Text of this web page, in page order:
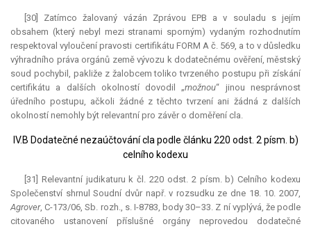
[30] Zatímco žalovaný vázán Zprávou EPB a v souladu s jejím
obsahem (který nebyl mezi stranami sporným) vydaným rozhodnutím
respektoval vyloučení pravosti certifikátu FORM A č. 569, a to v důsledku
výhradního práva orgánů země vývozu k dodatečnému ověření, městský
soud pochybil, pakliže z žalobcem toliko tvrzeného postupu při získání
certifikátu a dalších okolností dovodil „možnou“ jinou nesprávnost
úředního postupu, ačkoli žádné z těchto tvrzení ani žádná z dalších
okolností nemohly být relevantní pro závěr o doměření cla.
IV.B Dodatečné nezaúčtování cla podle článku 220 odst. 2 písm. b)
celního kodexu
[31] Relevantníjudikaturu k čl. 220 odst. 2 písm. b) Celního kodexu
Společenství shrnul Soudní dvůr např. v rozsudku ze dne 18. 10. 2007,
Agrover, C-173/06, Sb. rozh., s. I-8783, body 30–33. Z ní vyplývá, že podle
citovaného ustanovení příslušné orgány neprovedou dodatečné